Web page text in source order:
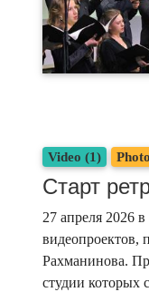
Video (1)
Старт
27 апреля 2026
видеопроектов,
Рахманинова.
студии которых